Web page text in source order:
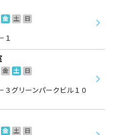
金 土
日
１
金 土
日
３グリーンパークビル１０
金 土
日